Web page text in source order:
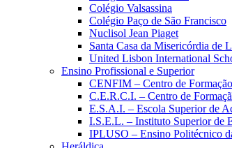
Colégio Valsassina
Colégio Paço de São Francisco
Nuclisol Jean Piaget
Santa Casa da Misericórdia de
United Lisbon International
Ensino Profissional e Superior
CENFIM – Centro de
C.E.R.C.I. – Centro de
E.S.A.I. – Escola Superior de
I.S.E.L. – Instituto Superior de
IPLUSO – Ensino Politécnico